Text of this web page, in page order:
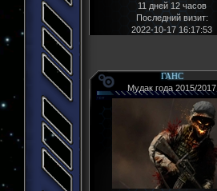
11 дней 12 часов
Последний визит:
2022-10-17 16:17:53
ГАНС
Мудак года 2015/2017